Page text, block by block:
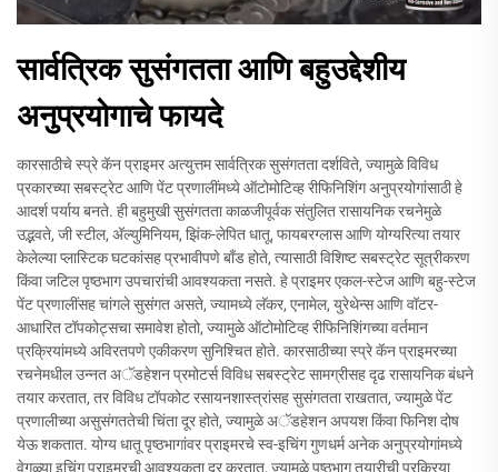
सार्वत्रिक सुसंगतता आणि बहुउद्देशीय
अनुप्रयोगाचे फायदे
कारसाठीचे स्प्रे कॅन प्राइमर अत्युत्तम सार्वत्रिक सुसंगतता दर्शविते, ज्यामुळे विविध
प्रकारच्या सबस्ट्रेट आणि पेंट प्रणालींमध्ये ऑटोमोटिव्ह रीफिनिशिंग अनुप्रयोगांसाठी हे
आदर्श पर्याय बनते. ही बहुमुखी सुसंगतता काळजीपूर्वक संतुलित रासायनिक रचनेमुळे
उद्भवते, जी स्टील, अ‍ॅल्युमिनियम, झिंक-लेपित धातू, फायबरग्लास आणि योग्यरित्या तयार
केलेल्या प्लास्टिक घटकांसह प्रभावीपणे बाँड होते, त्यासाठी विशिष्ट सबस्ट्रेट सूत्रीकरण
किंवा जटिल पृष्ठभाग उपचारांची आवश्यकता नसते. हे प्राइमर एकल-स्टेज आणि बहु-स्टेज
पेंट प्रणालींसह चांगले सुसंगत असते, ज्यामध्ये लॅकर, एनामेल, युरेथेन्स आणि वॉटर-
आधारित टॉपकोट्सचा समावेश होतो, ज्यामुळे ऑटोमोटिव्ह रीफिनिशिंगच्या वर्तमान
प्रक्रियांमध्ये अविरतपणे एकीकरण सुनिश्चित होते. कारसाठीच्या स्प्रे कॅन प्राइमरच्या
रचनेमधील उन्नत अॅडहेशन प्रमोटर्स विविध सबस्ट्रेट सामग्रीसह दृढ रासायनिक बंधने
तयार करतात, तर विविध टॉपकोट रसायनशास्त्रांसह सुसंगतता राखतात, ज्यामुळे पेंट
प्रणालीच्या असुसंगततेची चिंता दूर होते, ज्यामुळे अॅडहेशन अपयश किंवा फिनिश दोष
येऊ शकतात. योग्य धातू पृष्ठभागांवर प्राइमरचे स्व-इचिंग गुणधर्म अनेक अनुप्रयोगांमध्ये
वेगळ्या इचिंग प्राइमरची आवश्यकता दूर करतात, ज्यामुळे पृष्ठभाग तयारीची प्रक्रिया